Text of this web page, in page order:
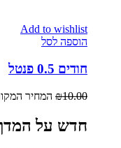
Add to wishlist
הוספה לסל
חודים 0.5 פנטל
₪10.00 המחיר המקורי
חדש על